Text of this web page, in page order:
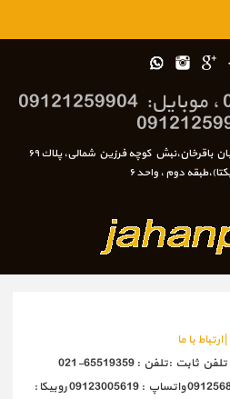
65519359 -021 ، موبایل: 09121259904
تهران،خيابان ستارخان،خيابان باقرخان،نبش كوچه فرزين شمالی، پلاك ٦٩
دوم ، واحد ٦
با ما
موبایل: 09120305116 - 09125688639 واتساپ : 09123005619 روبیکا :